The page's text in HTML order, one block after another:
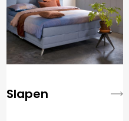
Slapen